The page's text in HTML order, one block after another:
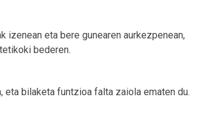
izenean eta bere gunearen aurkezpenean,
bederen.
eta bilaketa funtzioa falta zaiola ematen du.